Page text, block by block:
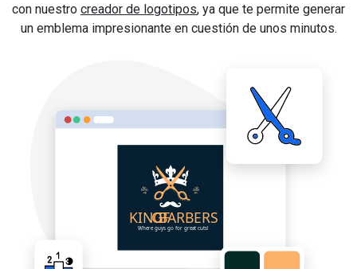
con nuestro creador de logotipos, ya que te permite generar
un emblema impresionante en cuestión de unos minutos.